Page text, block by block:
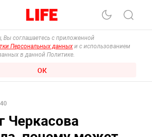
Вы соглашаетесь с приложенной
Персональных данных и с использованием
в данной Политике.
ОК
Черкасова